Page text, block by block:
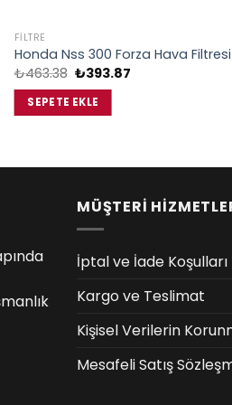
FILTRE
Honda Nss 300 Forza Hava Filtresi
₺463.38 Orijinal
₺463.38.
₺393.87Şu
SEPETE EKLE
MÜŞTERİ
İptal ve İade Koşulları
Kargo ve Teslimat
Kişisel Verilerin
Mesafeli Satış